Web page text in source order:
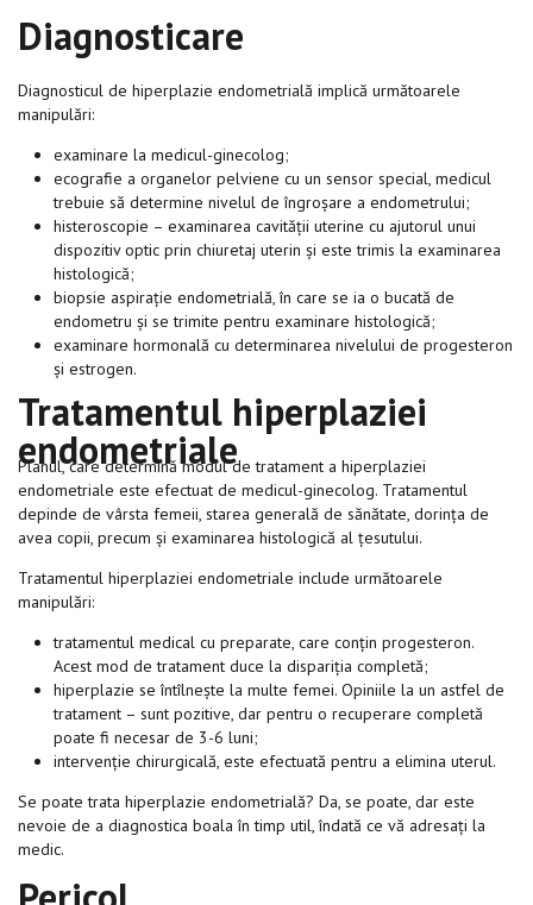
Diagnosticare
Diagnosticul de hiperplazie endometrială implică următoarele
manipulări:
examinare la medicul-ginecolog;
ecografie a organelor pelviene cu un sensor special, medicul
trebuie să determine nivelul de îngroșare a endometrului;
histeroscopie – examinarea cavității uterine cu ajutorul unui
dispozitiv optic prin chiuretaj uterin și este trimis la examinarea
histologică;
biopsie aspirație endometrială, în care se ia o bucată de
endometru și se trimite pentru examinare histologică;
examinare hormonală cu determinarea nivelului de progesteron
și estrogen.
Tratamentul hiperplaziei
endometriale
Planul, care determină modul de tratament a hiperplaziei
endometriale este efectuat de medicul-ginecolog. Tratamentul
depinde de vârsta femeii, starea generală de sănătate, dorința de
avea copii, precum și examinarea histologică al țesutului.
Tratamentul hiperplaziei endometriale include următoarele
manipulări:
tratamentul medical cu preparate, care conțin progesteron.
Acest mod de tratament duce la dispariția completă;
hiperplazie se întîlnește la multe femei. Opiniile la un astfel de
tratament – sunt pozitive, dar pentru o recuperare completă
poate fi necesar de 3-6 luni;
intervenție chirurgicală, este efectuată pentru a elimina uterul.
Se poate trata hiperplazie endometrială? Da, se poate, dar este
nevoie de a diagnostica boala în timp util, îndată ce vă adresați la
medic.